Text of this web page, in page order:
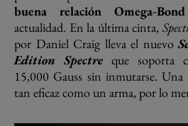
buena relación Omega-
actualidad. En la última cinta,
por Daniel Craig lleva el nuevo
Edition Spectre que soporta
15,000 Gauss sin inmutarse. Una
tan eficaz como un arma, por lo